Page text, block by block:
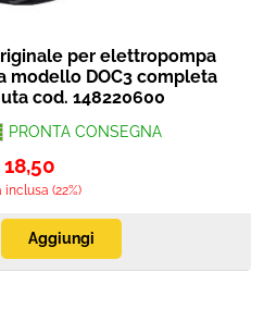
per elettropompa
modello DOC3 completa
cod. 148220600
PRONTA CONSEGNA
18,50
inclusa (22%)